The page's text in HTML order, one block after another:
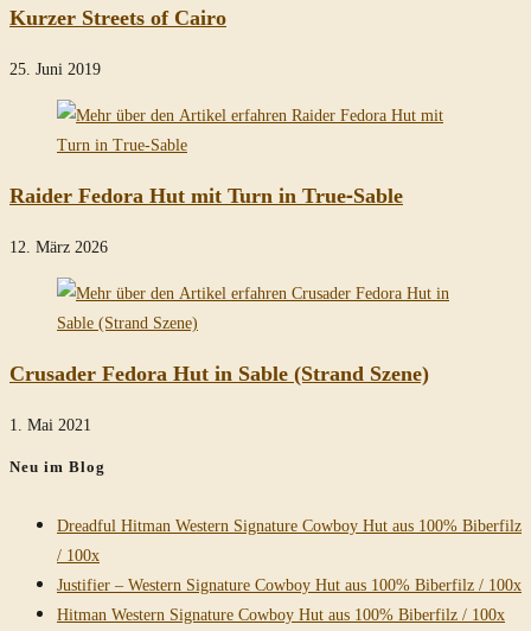
Kurzer Streets of Cairo
25. Juni 2019
Raider Fedora Hut mit Turn in True-Sable
12. März 2026
Crusader Fedora Hut in Sable (Strand Szene)
1. Mai 2021
Neu im Blog
Dreadful Hitman Western Signature Cowboy Hut aus 100% Biberfilz
/ 100x
Justifier – Western Signature Cowboy Hut aus 100% Biberfilz / 100x
Hitman Western Signature Cowboy Hut aus 100% Biberfilz / 100x